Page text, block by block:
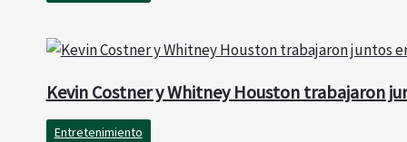
Kevin Costner y Whitney Houston trabajaron
Entretenimiento